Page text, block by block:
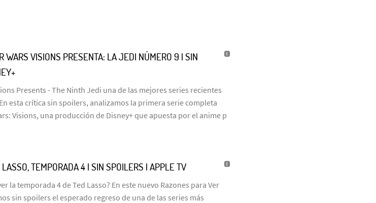
WARS VISIONS PRESENTA: LA JEDI NÚMERO 9 | SIN
Presents - The Ninth Jedi una de las mejores series recientes
esta crítica sin spoilers, analizamos la primera serie completa
Visions, una producción de Disney+ que apuesta por el anime p
TEMPORADA 4 | SIN SPOILERS | APPLE TV
la temporada 4 de Ted Lasso? En este nuevo Razones para Ver
sin spoilers el esperado regreso de una de las series más